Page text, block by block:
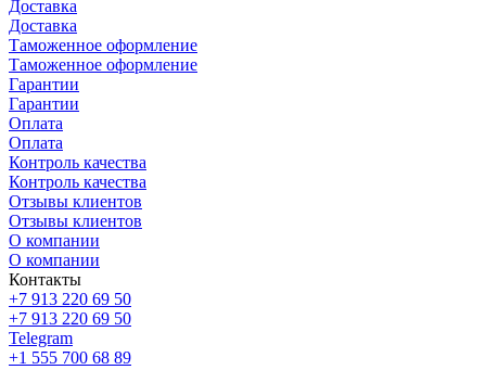
Доставка
Доставка
Таможенное оформление
Таможенное оформление
Гарантии
Гарантии
Оплата
Оплата
Контроль качества
Контроль качества
Отзывы клиентов
Отзывы клиентов
О компании
О компании
Контакты
+7 913 220 69 50
+7 913 220 69 50
Telegram
+1 555 700 68 89